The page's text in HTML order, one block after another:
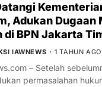
Adukan Dugaan
di BPN Jakarta
IAWNEWS 1 TAHUN AGO
– Setelah
permasalahan